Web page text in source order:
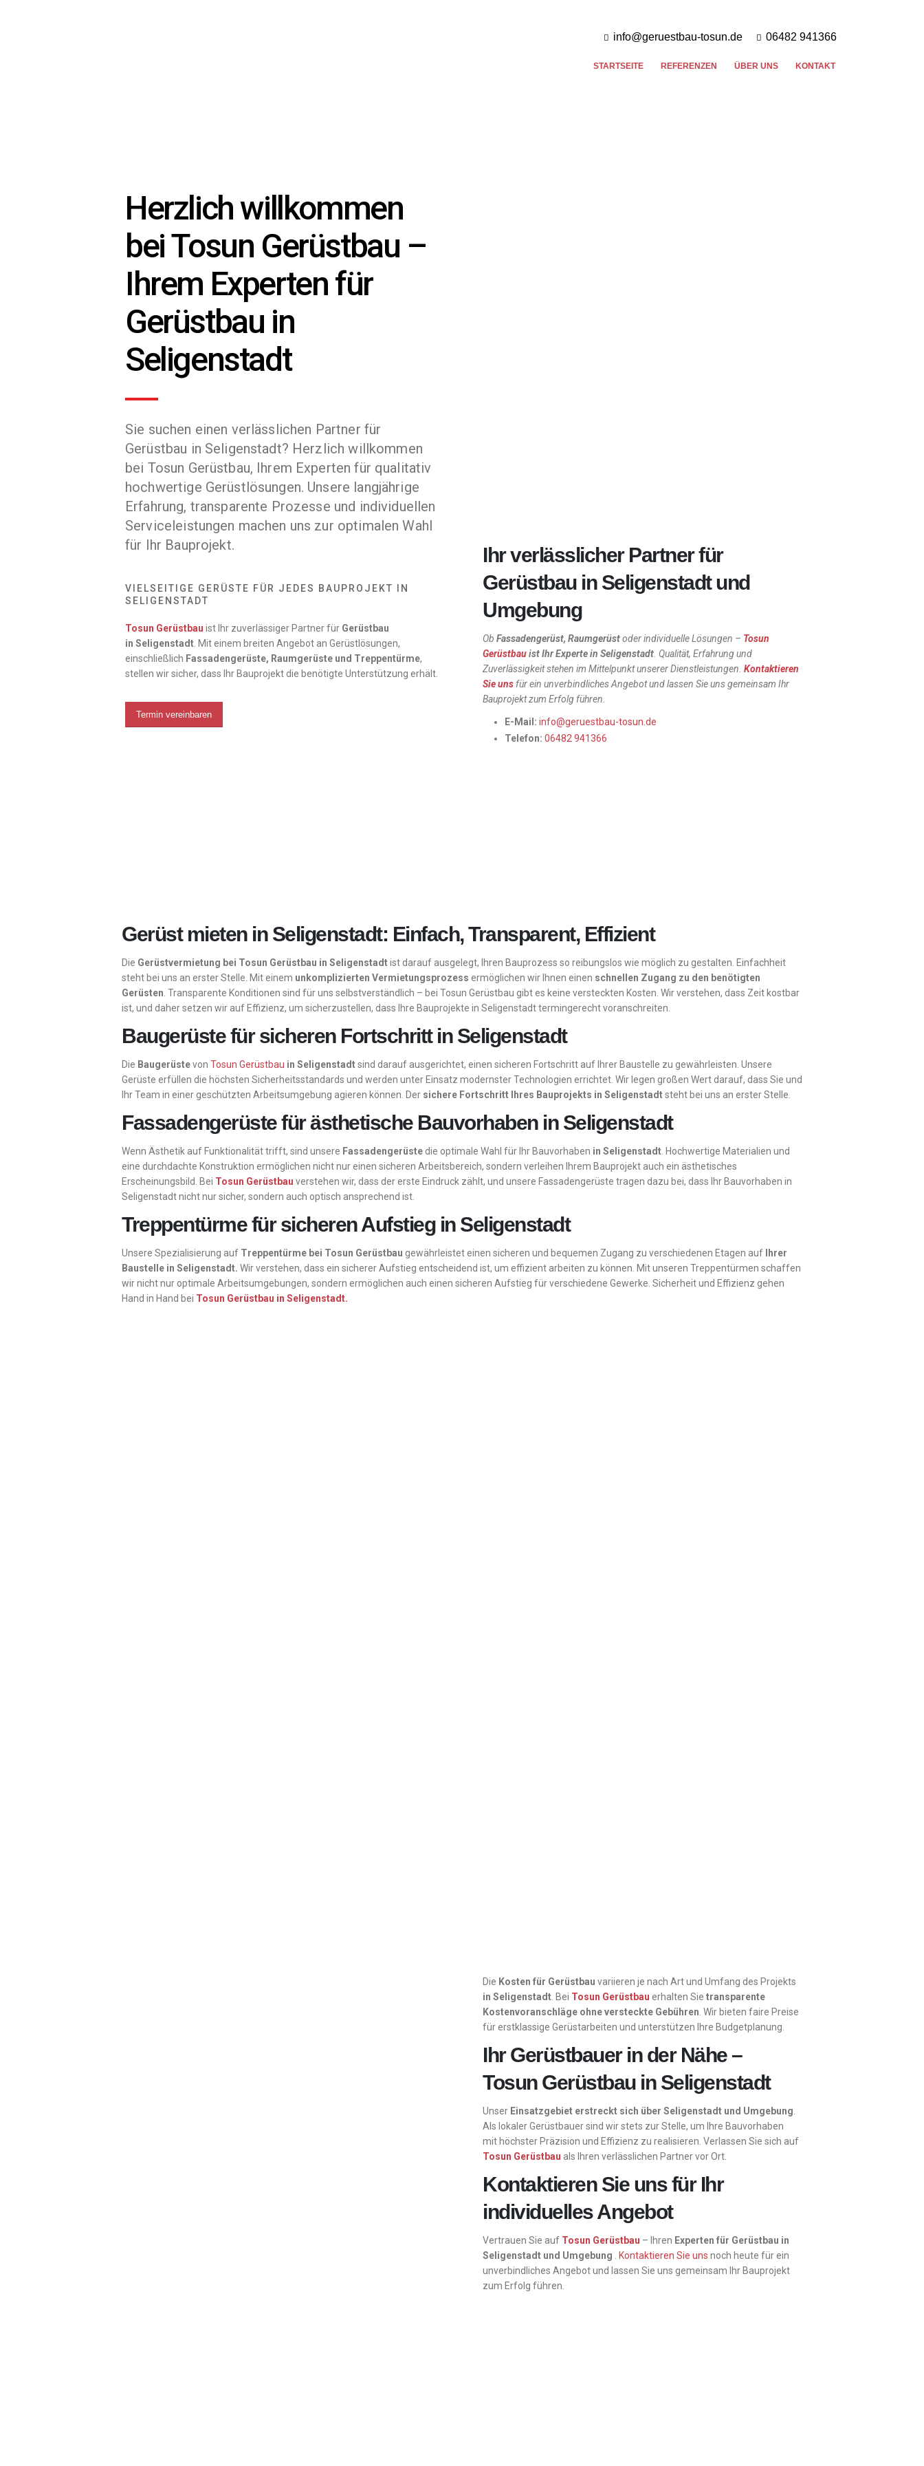
info@geruestbau-tosun.de 06482 941366
STARTSEITE REFERENZEN ÜBER UNS KONTAKT
Herzlich willkommen
bei Tosun Gerüstbau –
Ihrem Experten für
Gerüstbau in
Seligenstadt
Sie suchen einen verlässlichen Partner für
Gerüstbau in Seligenstadt? Herzlich willkommen
bei Tosun Gerüstbau, Ihrem Experten für qualitativ
hochwertige Gerüstlösungen. Unsere langjährige
Erfahrung, transparente Prozesse und individuellen
Serviceleistungen machen uns zur optimalen Wahl
für Ihr Bauprojekt.
VIELSEITIGE GERÜSTE FÜR JEDES BAUPROJEKT IN
SELIGENSTADT
Tosun Gerüstbau ist Ihr zuverlässiger Partner für Gerüstbau
in Seligenstadt . Mit einem breiten Angebot an Gerüstlösungen,
einschließlich Fassadengerüste, Raumgerüste und Treppentürme,
stellen wir sicher, dass Ihr Bauprojekt die benötigte Unterstützung erhält.
Termin vereinbaren
Ihr verlässlicher Partner für
Gerüstbau in Seligenstadt und
Umgebung
Ob Fassadengerüst, Raumgerüstoder individuelle Lösungen – Tosun
Gerüstbauist Ihr Experte in Seligenstadt . Qualität, Erfahrung und
Zuverlässigkeit stehen im Mittelpunkt unserer Dienstleistungen. Kontaktieren
Sie uns für ein unverbindliches Angebot und lassen Sie uns gemeinsam Ihr
Bauprojekt zum Erfolg führen.
E-Mail: info@geruestbau-tosun.de
Telefon: 06482 941366
Gerüst mieten in Seligenstadt: Einfach, Transparent, Effizient
Die Gerüstvermietung bei Tosun Gerüstbau in Seligenstadtist darauf ausgelegt, Ihren Bauprozess so reibungslos wie möglich zu gestalten. Einfachheit
steht bei uns an erster Stelle. Mit einem unkomplizierten Vermietungsprozess ermöglichen wir Ihnen einen schnellen Zugang zu den benötigten
Gerüsten . Transparente Konditionen sind für uns selbstverständlich – bei Tosun Gerüstbau gibt es keine versteckten Kosten. Wir verstehen, dass Zeit kostbar
ist, und daher setzen wir auf Effizienz, um sicherzustellen, dass Ihre Bauprojekte in Seligenstadt termingerecht voranschreiten.
Baugerüste für sicheren Fortschritt in Seligenstadt
Die Baugerüstevon Tosun Gerüstbau in Seligenstadtsind darauf ausgerichtet, einen sicheren Fortschritt auf Ihrer Baustelle zu gewährleisten. Unsere
Gerüste erfüllen die höchsten Sicherheitsstandards und werden unter Einsatz modernster Technologien errichtet. Wir legen großen Wert darauf, dass Sie und
Ihr Team in einer geschützten Arbeitsumgebung agieren können. Der sichere Fortschritt Ihres Bauprojekts in Seligenstadtsteht bei uns an erster Stelle.
Fassadengerüste für ästhetische Bauvorhaben in Seligenstadt
Wenn Ästhetik auf Funktionalität trifft, sind unsere Fassadengerüste die optimale Wahl für Ihr Bauvorhaben in Seligenstadt . Hochwertige Materialien und
eine durchdachte Konstruktion ermöglichen nicht nur einen sicheren Arbeitsbereich, sondern verleihen Ihrem Bauprojekt auch ein ästhetisches
Erscheinungsbild. Bei Tosun Gerüstbau verstehen wir, dass der erste Eindruck zählt, und unsere Fassadengerüste tragen dazu bei, dass Ihr Bauvorhaben in
Seligenstadt nicht nur sicher, sondern auch optisch ansprechend ist.
Treppentürme für sicheren Aufstieg in Seligenstadt
Unsere Spezialisierung auf Treppentürme bei Tosun Gerüstbau gewährleistet einen sicheren und bequemen Zugang zu verschiedenen Etagen auf
Ihrer
Baustelle in Seligenstadt. Wir verstehen, dass ein sicherer Aufstieg entscheidend ist, um effizient arbeiten zu können. Mit unseren Treppentürmen schaffen
wir nicht nur optimale Arbeitsumgebungen, sondern ermöglichen auch einen sicheren Aufstieg für verschiedene Gewerke. Sicherheit und Effizienz gehen
Hand in Hand bei Tosun Gerüstbau in Seligenstadt.
Die Kosten für Gerüstbau variieren je nach Art und Umfang des Projekts
in Seligenstadt . Bei Tosun Gerüstbau erhalten Sie transparente
Kostenvoranschläge ohne versteckte Gebühren . Wir bieten faire Preise
für erstklassige Gerüstarbeiten und unterstützen Ihre Budgetplanung.
Ihr Gerüstbauer in der Nähe –
Tosun Gerüstbau in Seligenstadt
Unser Einsatzgebiet erstreckt sich über Seligenstadt und Umgebung
Als lokaler Gerüstbauer sind wir stets zur Stelle, um Ihre Bauvorhaben
mit höchster Präzision und Effizienz zu realisieren. Verlassen Sie sich auf
Tosun Gerüstbau als Ihren verlässlichen Partner vor Ort.
Kontaktieren Sie uns für Ihr
individuelles Angebot
Vertrauen Sie auf Tosun Gerüstbau – Ihren Experten für Gerüstbau in
Seligenstadt und Umgebung
Kontaktieren Sie uns noch heute für ein
unverbindliches Angebot und lassen Sie uns gemeinsam Ihr Bauprojekt
zum Erfolg führen.